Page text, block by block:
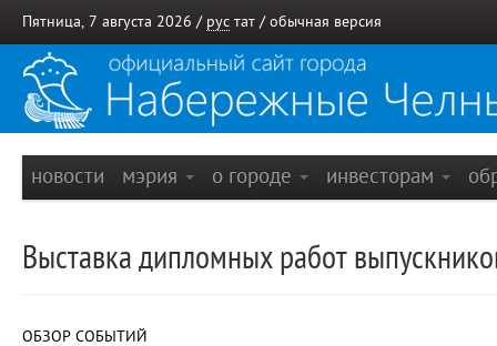
Пятница, 7 августа 2026 / рус тат / обычная версия
новости мэрия о городе инвесторам
Выставка дипломных работ
ОБЗОР СОБЫТИЙ